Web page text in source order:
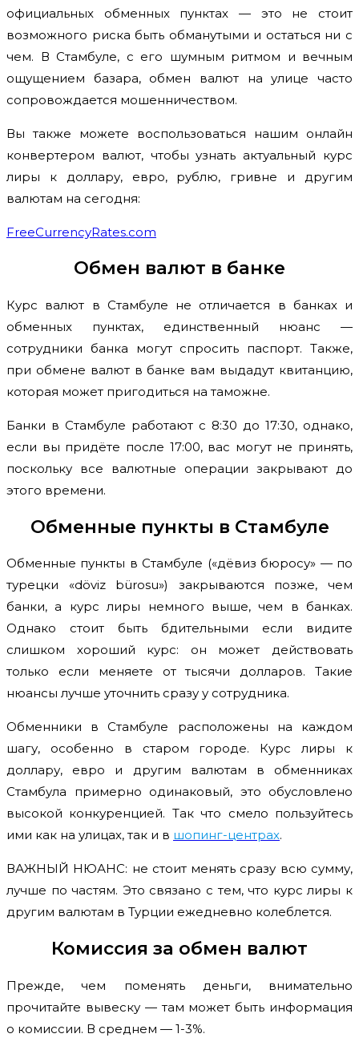
официальных обменных пунктах — это не стоит
возможного риска быть обманутыми и остаться ни с
чем. В Стамбуле, с его шумным ритмом и вечным
ощущением базара, обмен валют на улице часто
сопровождается мошенничеством.
Вы также можете воспользоваться нашим онлайн
конвертером валют, чтобы узнать актуальный курс
лиры к доллару, евро, рублю, гривне и другим
валютам на сегодня:
FreeCurrencyRates.com
Обмен валют в банке
Курс валют в Стамбуле не отличается в банках и
обменных пунктах, единственный нюанс —
сотрудники банка могут спросить паспорт. Также,
при обмене валют в банке вам выдадут квитанцию,
которая может пригодиться на таможне.
Банки в Стамбуле работают с 8:30 до 17:30, однако,
если вы придёте после 17:00, вас могут не принять,
поскольку все валютные операции закрывают до
этого времени.
Обменные пункты в Стамбуле
Обменные пункты в Стамбуле («дёвиз бюросу» — по
турецки «döviz bürosu») закрываются позже, чем
банки, а курс лиры немного выше, чем в банках.
Однако стоит быть бдительными если видите
слишком хороший курс: он может действовать
только если меняете от тысячи долларов. Такие
нюансы лучше уточнить сразу у сотрудника.
Обменники в Стамбуле расположены на каждом
шагу, особенно в старом городе. Курс лиры к
доллару, евро и другим валютам в обменниках
Стамбула примерно одинаковый, это обусловлено
высокой конкуренцией. Так что смело пользуйтесь
ими как на улицах, так и в шопинг-центрах.
ВАЖНЫЙ НЮАНС: не стоит менять сразу всю сумму,
лучше по частям. Это связано с тем, что курс лиры к
другим валютам в Турции ежедневно колеблется.
Комиссия за обмен валют
Прежде, чем поменять деньги, внимательно
прочитайте вывеску — там может быть информация
о комиссии. В среднем — 1-3%.